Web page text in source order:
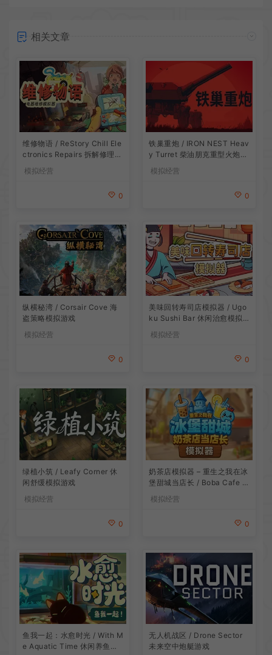
相关文章
维修物语 / ReStory Chill Ele
ctronics Repairs 拆解修理模
拟游戏
模拟经营
0
铁巢重炮 / IRON NEST Heav
y Turret 柴油朋克重型火炮游
戏
模拟经营
0
纵横秘湾 / Corsair Cove 海
盗策略模拟游戏
模拟经营
0
美味回转寿司店模拟器 / Ugo
ku Sushi Bar 休闲治愈模拟
游戏
模拟经营
0
绿植小筑 / Leafy Corner 休
闲舒缓模拟游戏
模拟经营
0
奶茶店模拟器 – 重生之我在冰
堡甜城当店长 / Boba Cafe Si
模拟经营
0
鱼我一起：水愈时光 / With M
e Aquatic Time 休闲养鱼游
无人机战区 / Drone Sector
未来空中炮艇游戏